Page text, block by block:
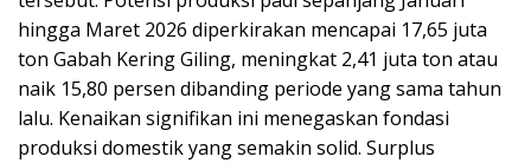
hingga Maret 2026 diperkirakan mencapai 17,65 juta
ton Gabah Kering Giling, meningkat 2,41 juta ton atau
naik 15,80 persen dibanding periode yang sama tahun
lalu. Kenaikan signifikan ini menegaskan fondasi
produksi domestik yang semakin solid. Surplus